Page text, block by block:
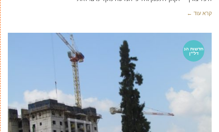
קרא עוד ←
חדשות הנ
דל''ן